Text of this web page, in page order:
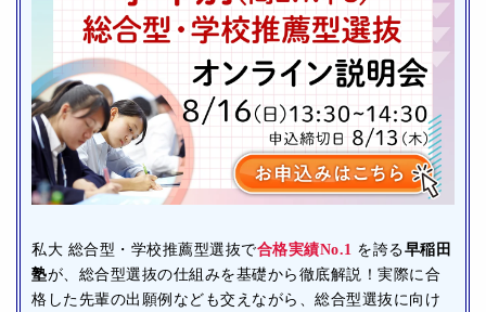
私大 総合型・学校推薦型選抜で合格実績No.1 を誇る早稲田
塾が、総合型選抜の仕組みを基礎から徹底解説！実際に合
格した先輩の出願例なども交えながら、総合型選抜に向け